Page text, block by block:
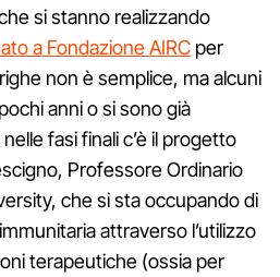
si stanno realizzando
a Fondazione AIRC per
non è semplice, ma alcuni
anni o si sono già
fasi finali c’è il progetto
Professore Ordinario
che si sta occupando di
attraverso l’utilizzo
terapeutiche (ossia per